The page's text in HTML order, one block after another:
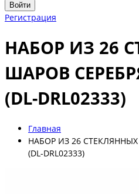
Войти
Регистрация
НАБОР ИЗ 26
ШАРОВ
(DL-DRL02333)
Главная
НАБОР ИЗ 26
(DL-DRL02333)